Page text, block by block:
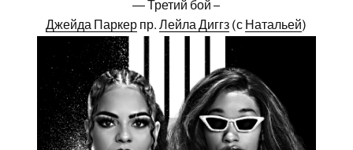
— Третий бой –
Джейда Паркер пр.Лейла Диггз (с Натальей)